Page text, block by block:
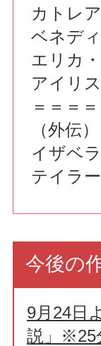
カトレ
ベネデ
エリカ
アイリ
＝＝＝
（外伝）
イザベ
テイラ
今後の
9月24日
説」※25